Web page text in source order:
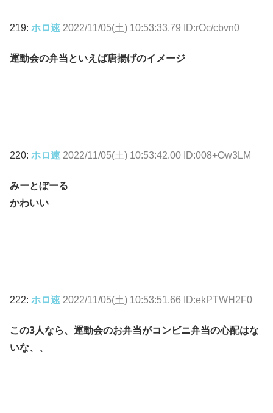
219: ホロ速 2022/11/05(土) 10:53:33.79 ID:rOc/cbvn0
運動会の弁当といえば唐揚げのイメージ
220: ホロ速 2022/11/05(土) 10:53:42.00 ID:008+Ow3LM
みーとぼーる
かわいい
222: ホロ速 2022/11/05(土) 10:53:51.66 ID:ekPTWH2F0
この3人なら、運動会のお弁当がコンビニ弁当の心配はな
いな、、